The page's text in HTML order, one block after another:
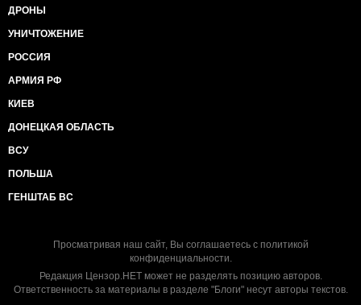
ДРОНЫ
УНИЧТОЖЕНИЕ
РОССИЯ
АРМИЯ РФ
КИЕВ
ДОНЕЦКАЯ ОБЛАСТЬ
ВСУ
ПОЛЬША
ГЕНШТАБ ВС
Просматривая наш сайт, Вы соглашаетесь с политикой
конфиденциальности.
Редакция Цензор.НЕТ может не разделять позицию авторов.
Ответственность за материалы в разделе "Блоги" несут авторы текстов.